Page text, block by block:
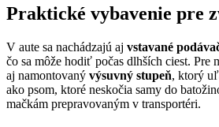
Praktické vybavenie pre
V aute sa nachádzajú aj vstavané
čo sa môže hodiť počas dlhších ciest. Pre
aj namontovaný výsuvný stupeň, ktorý
ako psom, ktoré neskočia samy do
mačkám prepravovaným v transportéri.